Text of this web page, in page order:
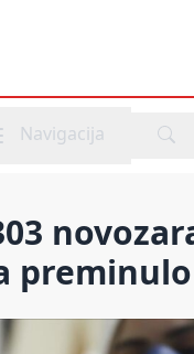
menu
Navigacija
preminulo